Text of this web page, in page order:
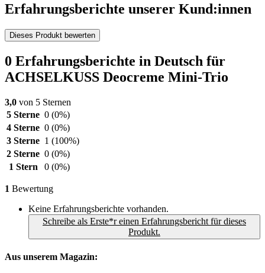
Erfahrungsberichte unserer Kund:innen
Dieses Produkt bewerten
0 Erfahrungsberichte in Deutsch für
ACHSELKUSS Deocreme Mini-Trio
3,0 von 5 Sternen
5 Sterne 0 (0%)
4 Sterne 0 (0%)
3 Sterne 1 (100%)
2 Sterne 0 (0%)
1 Stern
0 (0%)
1 Bewertung
Keine Erfahrungsberichte vorhanden.
Schreibe als Erste*r einen Erfahrungsbericht für dieses
Produkt.
Aus unserem Magazin: